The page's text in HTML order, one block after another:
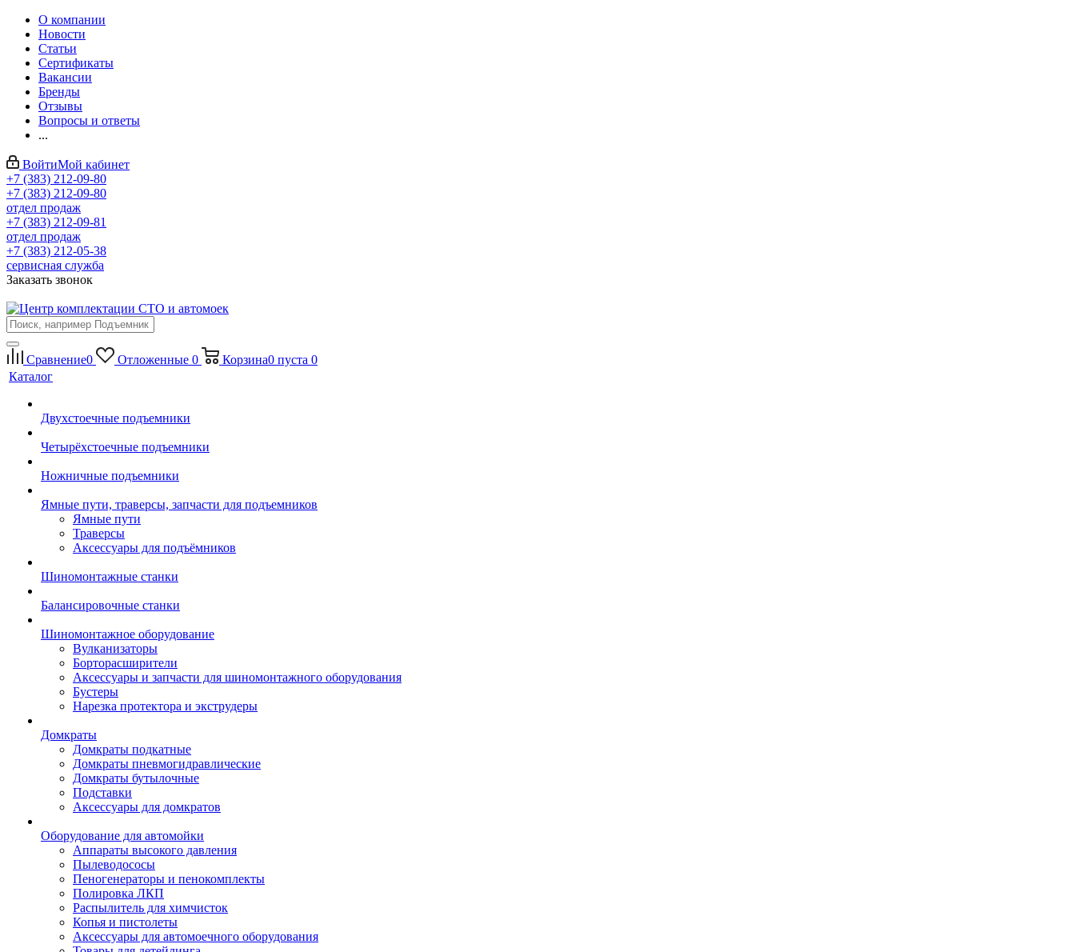
О компании
Новости
Статьи
Сертификаты
Вакансии
Бренды
Отзывы
Вопросы и ответы
...
ВойтиМой кабинет
+7 (383) 212-09-80
+7 (383) 212-09-80
отдел продаж
+7 (383) 212-09-81
отдел продаж
+7 (383) 212-05-38
сервисная служба
Заказать звонок
Сравнение0 Отложенные 0 Корзина0 пуста 0
Каталог
Двухстоечные подъемники
Четырёхстоечные подъемники
Ножничные подъемники
Ямные пути, траверсы, запчасти для подъемников
Ямные пути
Траверсы
Аксессуары для подъёмников
Шиномонтажные станки
Балансировочные станки
Шиномонтажное оборудование
Вулканизаторы
Борторасширители
Аксессуары и запчасти для шиномонтажного оборудования
Бустеры
Нарезка протектора и экструдеры
Домкраты
Домкраты подкатные
Домкраты пневмогидравлические
Домкраты бутылочные
Подставки
Аксессуары для домкратов
Оборудование для автомойки
Аппараты высокого давления
Пылеводососы
Пеногенераторы и пенокомплекты
Полировка ЛКП
Распылитель для химчисток
Копья и пистолеты
Аксессуары для автомоечного оборудования